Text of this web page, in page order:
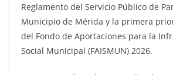
Reglamento del Servicio Público de
Municipio de Mérida y la primera
del Fondo de Aportaciones para la
Social Municipal (FAISMUN) 2026.